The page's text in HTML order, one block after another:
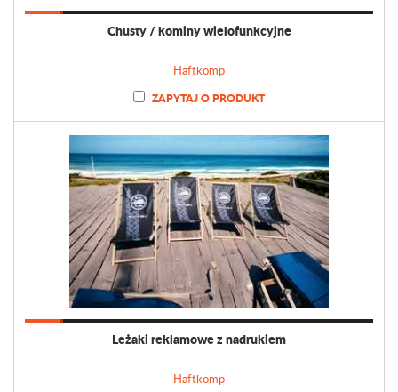
Chusty / kominy wielofunkcyjne
Haftkomp
ZAPYTAJ O PRODUKT
Leżaki reklamowe z nadrukiem
Haftkomp